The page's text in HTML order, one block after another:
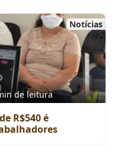
Notícias
de leitura
R$540 é